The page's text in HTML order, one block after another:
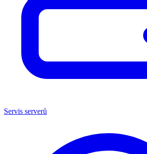
Servis serverů